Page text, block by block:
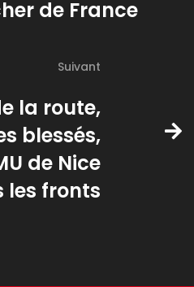
de France
Suivant
la route,
blessés,
de Nice
les fronts